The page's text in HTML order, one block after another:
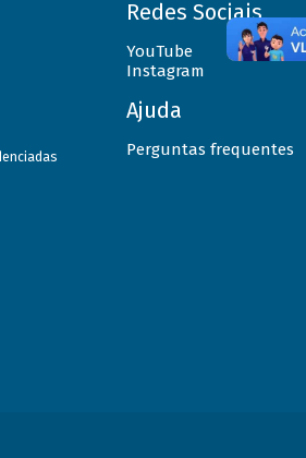
Redes Sociais
YouTube
Instagram
Ajuda
Perguntas frequentes